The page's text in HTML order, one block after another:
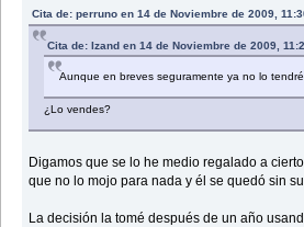
Cita de: perruno en 14 de Noviembre de 2009,
Cita de: Izand en 14 de Noviembre de 2009,
Aunque en breves seguramente ya no lo
¿Lo vendes?
Digamos que se lo he medio regalado a
que no lo mojo para nada y él se quedó sin
La decisión la tomé después de un año